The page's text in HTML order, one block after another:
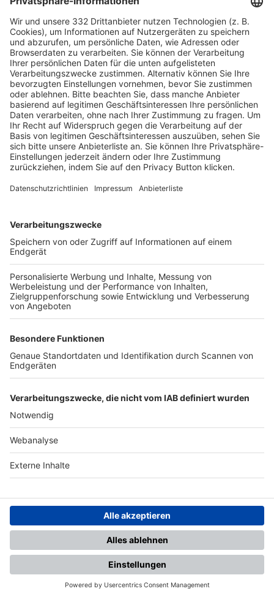
HÄUFIG BESUCHTE SEITEN
Pässe und Vereinswechsel
Trainerausbildung
Schulungsangebot Vereinsmitarbeiter
BFV-Geschäftsstellen
Trainerbörse
Login SpielPlus
FOLGE DEM BFV
TOP-VEREINE
TOP-PARTNER
Nutzungsbedingungen Datenschutz Impressum